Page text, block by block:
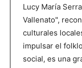
Lucy María
Vallenato",
culturales
impulsar el
social, es una